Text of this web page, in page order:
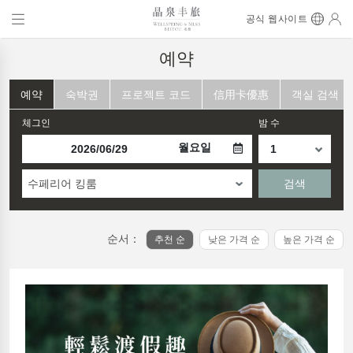
공식 웹사이트
예약
예약 숙박권 프로젝트 코드 信用卡優惠 객실 검색
체그인
월요일
밤 수
수페리어 킹룸 검색
순서： 추천 순 낮은 가격 순 높은 가격 순